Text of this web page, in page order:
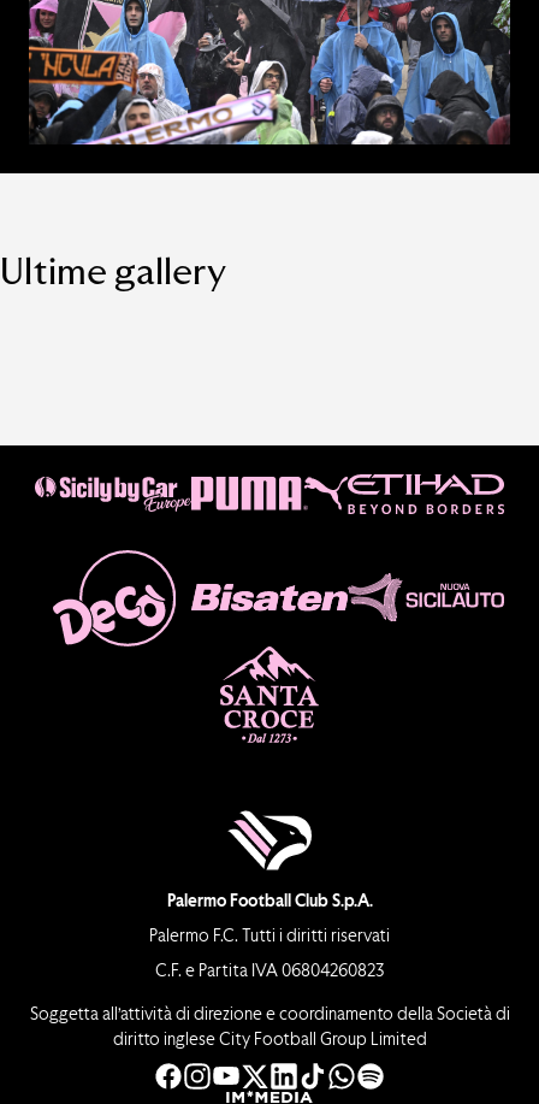
Ultime gallery
Palermo Football Club S.p.A.
Palermo F.C. Tutti i diritti riservati
C.F. e Partita IVA 06804260823
Soggetta all’attività di direzione e coordinamento della Società di
diritto inglese City Football Group Limited